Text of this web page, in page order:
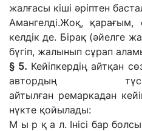
жалғасы кіші әріптен
Амангелді.Жоқ, қарағым,
келдік де. Бірақ (әйелге
бүгіп, жалынып сұрап
§ 5. Кейіпкердің айтқан
автордың
айтылған ремаркадан
нүкте қойылады:
М ы р қа л. Інісі бар